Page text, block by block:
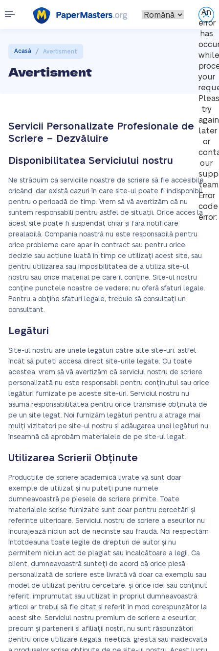
An
error
has
while
your
try
again
later
or
our
Error
code
error:
Acasă / Avertisment
Avertisment
Servicii Personalizate Profesionale de
Scriere – Dezvăluire
Disponibilitatea Serviciului nostru
Ne străduim ca serviciile noastre de scriere să fie accesibile
oricând, dar există cazuri în care site-ul poate fi indisponibil
pentru o perioadă de timp. Vrem să vă avertizăm că nu
suntem responsabili pentru astfel de situații. Orice acces la
acest site poate fi suspendat chiar și fără notificare
prealabilă. Compania noastră nu este responsabilă pentru
orice probleme care apar în contract sau pentru orice
decizie sau acțiune luată în timp ce utilizați acest site, sau
pentru utilizarea sau imposibilitatea de a utiliza site-ul
nostru sau orice material pe care îl conține. Site-ul nostru
conține punctele noastre de vedere; nu oferă sfaturi legale.
Pentru a obține sfaturi legale, trebuie să consultați un
consultant.
Legături
Site-ul nostru are unele legături către alte site-uri, astfel
încât să puteți accesa direct site-urile legate. Cu toate
acestea, vrem să vă avertizăm că serviciul nostru de scriere
personalizată nu este responsabil pentru conținutul sau orice
legături furnizate pe aceste site-uri. Serviciul nostru nu
asumă responsabilitatea pentru orice transmisie obținută de
pe un site legat. Noi furnizăm legături pentru a atrage mai
mulți vizitatori pe site-ul nostru și adăugarea unei legături nu
înseamnă că aprobăm materialele de pe site-ul legat.
Utilizarea Scrierii Obținute
Producțiile de scriere academică livrate vă sunt doar
exemple de utilizat și nu puteți pune numele
dumneavoastră pe piesele de scriere primite. Toate
materialele scrise furnizate sunt doar pentru cercetări și
referințe ulterioare. Serviciul nostru de scriere a eseurilor nu
încurajează niciun act de necinste sau fraudă. Noi respectăm
întotdeauna toate legile de drepturi de autor și nu
permitem niciun act de plagiat sau încalcătoare a legii. Ca
client, dumneavoastră sunteți de acord că orice piesă
personalizată de scriere este livrată vă doar ca exemplu sau
model de utilizat pentru cercetare, și orice idei sau conținut
referit, împrumutat sau utilizat în propriul dumneavoastră
articol ar trebui să fie citat și referit în mod corespunzător la
acest site. Serviciul nostru premium de scriere a eseurilor,
precum și partenerii și afiliații noștri, nu sunt răspunzători
pentru orice utilizare ilegală, neetică, greșită sau inadecvată